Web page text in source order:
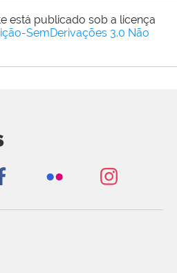
está publicado sob a licença
SemDerivações 3.0 Não